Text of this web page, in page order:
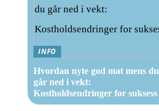
INFO
Hvordan nyte god mat mens du
går ned i vekt:
Kostholdsendringer for suksess